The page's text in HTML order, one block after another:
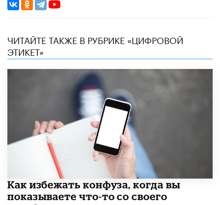
ЧИТАЙТЕ ТАКЖЕ В РУБРИКЕ «ЦИФРОВОЙ
ЭТИКЕТ»
Как избежать конфуза, когда вы
показываете что-то со своего